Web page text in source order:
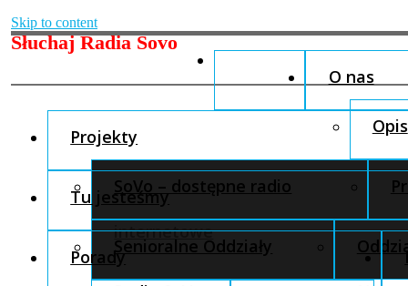
Skip to content
Słuchaj Radia Sovo
O nas
Opis
Projekty
SoVo – dostępne radio
internetowe
Tu jesteśmy
Senioralne Oddziały
Porady